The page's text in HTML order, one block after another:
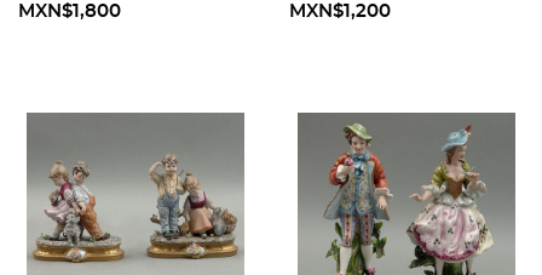
Selladas Rosenthal.
MXN$1,800
Worcester,
MXN$1,200